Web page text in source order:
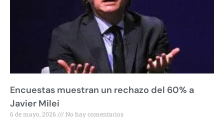
Encuestas muestran un rechazo del 60% a
Javier Milei
6 de mayo, 2026 No hay comentarios